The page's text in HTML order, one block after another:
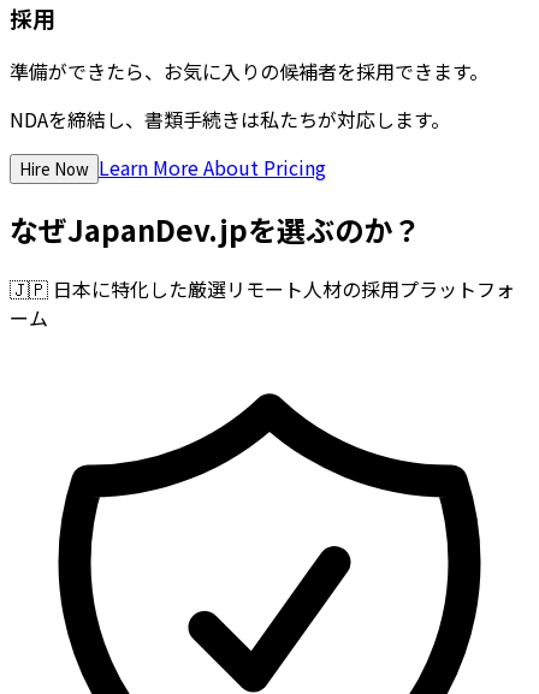
採用
準備ができたら、お気に入りの候補者を採用できます。
NDAを締結し、書類手続きは私たちが対応します。
Hire Now Learn More About Pricing
なぜJapanDev.jpを選ぶのか？
🇯🇵 日本に特化した厳選リモート人材の採用プラットフォ
ーム